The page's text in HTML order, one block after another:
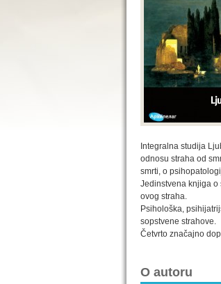
Integralna studija
odnosu straha od
smrti, o
Jedinstvena knjiga o
ovog straha.
Psihološka,
sopstvene strahove.
Četvrto značajno
O autoru